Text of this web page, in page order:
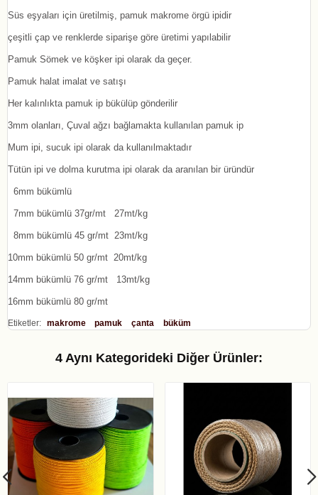
Süs eşyaları için üretilmiş, pamuk makrome örgü ipidir
çeşitli çap ve renklerde siparişe göre üretimi yapılabilir
Pamuk Sömek ve köşker ipi olarak da geçer.
Pamuk halat imalat ve satışı
Her kalınlıkta pamuk ip bükülüp gönderilir
3mm olanları, Çuval ağzı bağlamakta kullanılan pamuk ip
Mum ipi, sucuk ipi olarak da kullanılmaktadır
Tütün ipi ve dolma kurutma ipi olarak da aranılan bir üründür
6mm bükümlü
7mm bükümlü 37gr/mt 27mt/kg
8mm bükümlü 45 gr/mt 23mt/kg
10mm bükümlü 50 gr/mt 20mt/kg
14mm bükümlü 76 gr/mt 13mt/kg
16mm bükümlü 80 gr/mt
Etiketler: makrome pamuk çanta büküm
4 Aynı Kategorideki Diğer Ürünler: